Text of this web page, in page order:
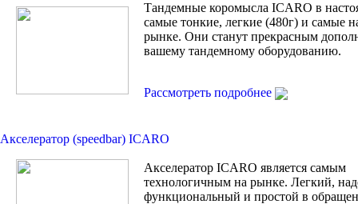
Тандемные коромысла ICARO в
самые тонкие, легкие (480г) и самые
рынке. Они станут прекрасным
вашему тандемному оборудованию.
Рассмотреть подробнее
Акселератор (speedbar) ICARO
Акселератор ICARO является самым
технологичным на рынке. Легкий,
функциональный и простой в